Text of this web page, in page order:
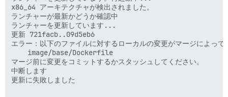
x86_64 アーキテクチャが検出されました。
ランチャーが最新かどうか確認中
ランチャーを更新しています...
更新 721facb..09d5eb6
エラー：以下のファイルに対するローカルの変更がマージによっ
マージ前に変更をコミットするかスタッシュしてください。
中断します
更新に失敗しました